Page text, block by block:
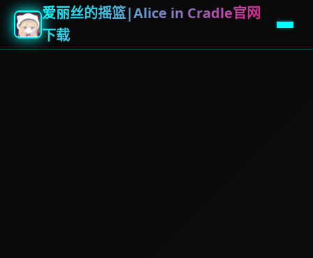
爱丽丝的摇篮|Alice in Cradle官网
下载